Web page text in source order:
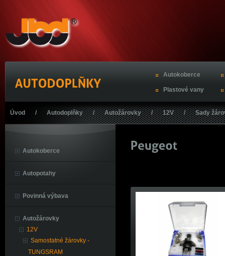
Autokoberce
Plastové vany
Úvod / Autodoplňky / Autožárovky / 12V / Sady
Autokoberce
Autopotahy
Povinná výbava
Autožárovky
12V
Samostatné žárovky -
TUNGSRAM